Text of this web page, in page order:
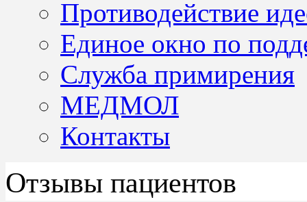
Противодействие
Единое окно по
Служба примирения
МЕДМОЛ
Контакты
Отзывы пациентов